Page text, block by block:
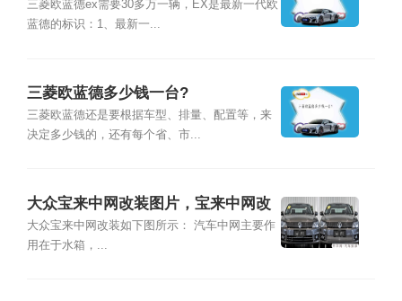
三菱欧蓝德ex需要30多万一辆，EX是最新一代欧
蓝德的标识：1、最新一...
三菱欧蓝德多少钱一台?
三菱欧蓝德还是要根据车型、排量、配置等，来
决定多少钱的，还有每个省、市...
大众宝来中网改装图片，宝来中网改
装方法图解
大众宝来中网改装如下图所示： 汽车中网主要作
用在于水箱，...